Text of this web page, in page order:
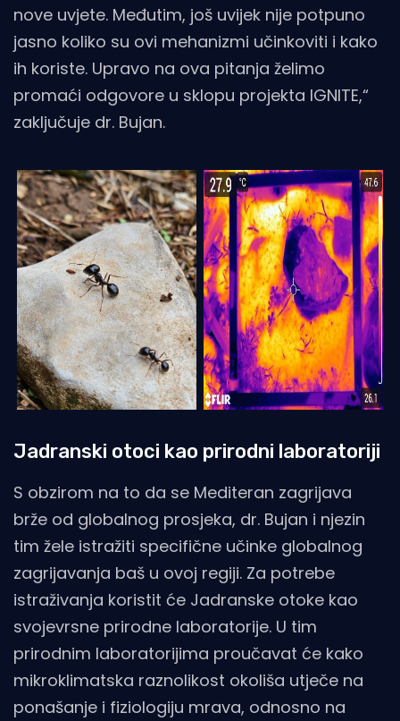
nove uvjete. Međutim, još uvijek nije potpuno
jasno koliko su ovi mehanizmi učinkoviti i kako
ih koriste. Upravo na ova pitanja želimo
promaći odgovore u sklopu projekta IGNITE,“
zaključuje dr. Bujan.
Jadranski otoci kao prirodni laboratoriji
S obzirom na to da se Mediteran zagrijava
brže od globalnog prosjeka, dr. Bujan i njezin
tim žele istražiti specifične učinke globalnog
zagrijavanja baš u ovoj regiji. Za potrebe
istraživanja koristit će Jadranske otoke kao
svojevrsne prirodne laboratorije. U tim
prirodnim laboratorijima proučavat će kako
mikroklimatska raznolikost okoliša utječe na
ponašanje i fiziologiju mrava, odnosno na